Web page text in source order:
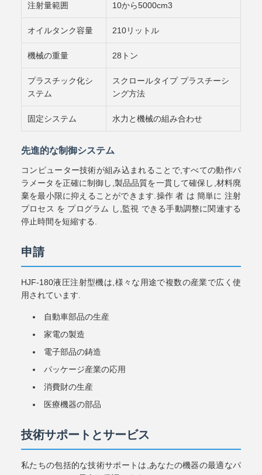
注射量範囲 10から5000cm3
オイルタンク容量 210リットル
機械の重量 28トン
プラスチック化シ
ステム
スクロールタイプ プラスチーシ
ング方法
固定システム 水力と機械の組み合わせ
先進的な制御システム
コンピューター技術が組み込まれることで,すべての動作パ
ラメータを正確に制御し,製品品質を一貫して確保し,材料廃
棄を最小限に抑えることができます.操作 者 は 簡単に 注射
プロセス を プログラム し,監視 できる手動調整に関連する
停止時間を短縮する.
申請
HJF-180液圧注射型機は,様々な用途で複数の産業で広く使
用されています.
自動車部品の生産
家電の製造
電子部品の鋳造
パッケージ産業の応用
消費財の生産
医療機器の部品
技術サポートとサービス
私たちの包括的な技術サポートは,あなたの機器の最適なパ